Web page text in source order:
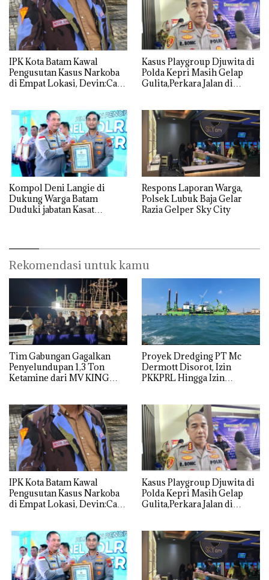
IPK Kota Batam Kawal
Pengusutan Kasus Narkoba
di Empat Lokasi, Devin:Cari
Kasus Playgroup Djuwita di
Polda Kepri Masih Gelap
Gulita,Perkara Jalan di
Kompol Deni Langie di
Dukung Warga Batam
Duduki jabatan Kasat
Respons Laporan Warga,
Polsek Lubuk Baja Gelar
Razia Gelper Sky City
Rekomendasi untuk kamu
Tim Gabungan Gagalkan
Penyelundupan 1,3 Ton
Ketamine dari MV KING
Proyek Dredging PT Mc
Dermott Disorot, Izin
PKKPRL Hingga Izin
IPK Kota Batam Kawal
Pengusutan Kasus Narkoba
di Empat Lokasi, Devin:Cari
Kasus Playgroup Djuwita di
Polda Kepri Masih Gelap
Gulita,Perkara Jalan di